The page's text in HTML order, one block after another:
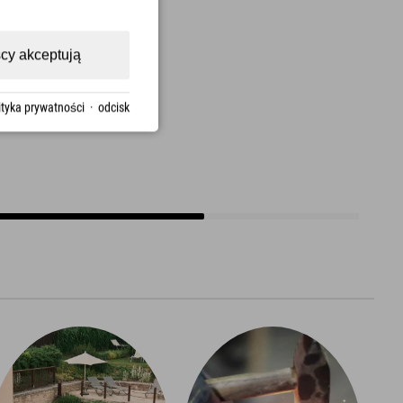
akceptują
prywatności · odcisk